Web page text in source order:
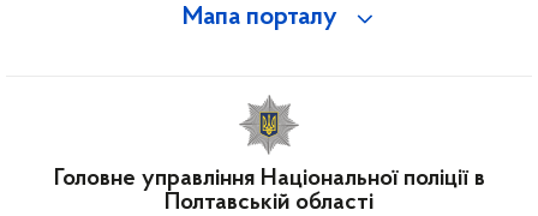
Мапа порталу
Головне управління Національної поліції в
Полтавській області